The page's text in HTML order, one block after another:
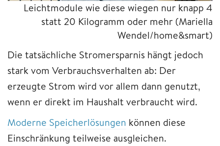
Leichtmodule wie diese wiegen nur knapp 4
statt 20 Kilogramm oder mehr (Mariella
Wendel/home&smart)
Die tatsächliche Stromersparnis hängt jedoch
stark vom Verbrauchsverhalten ab: Der
erzeugte Strom wird vor allem dann genutzt,
wenn er direkt im Haushalt verbraucht wird.
Moderne Speicherlösungen können diese
Einschränkung teilweise ausgleichen.